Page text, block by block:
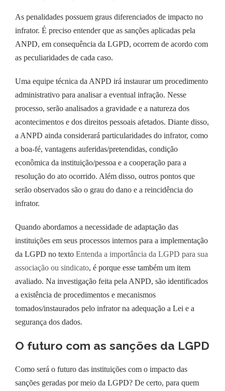
As penalidades possuem graus diferenciados de impacto no
infrator. É preciso entender que as sanções aplicadas pela
ANPD, em consequência da LGPD, ocorrem de acordo com
as peculiaridades de cada caso.
Uma equipe técnica da ANPD irá instaurar um procedimento
administrativo para analisar a eventual infração. Nesse
processo, serão analisados a gravidade e a natureza dos
acontecimentos e dos direitos pessoais afetados. Diante disso,
a ANPD ainda considerará particularidades do infrator, como
a boa-fé, vantagens auferidas/pretendidas, condição
econômica da instituição/pessoa e a cooperação para a
resolução do ato ocorrido. Além disso, outros pontos que
serão observados são o grau do dano e a reincidência do
infrator.
Quando abordamos a necessidade de adaptação das
instituições em seus processos internos para a implementação
da LGPD no texto Entenda a importância da LGPD para sua
associação ou sindicato, é porque esse também um item
avaliado. Na investigação feita pela ANPD, são identificados
a existência de procedimentos e mecanismos
tomados/instaurados pelo infrator na adequação a Lei e a
segurança dos dados.
O futuro com as sanções da LGPD
Como será o futuro das instituições com o impacto das
sanções geradas por meio da LGPD? De certo, para quem